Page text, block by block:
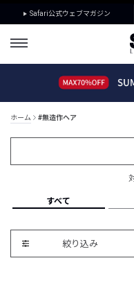
Safari公式ウェブマガジン
ホーム #無造作ヘア
すべて
絞り込み